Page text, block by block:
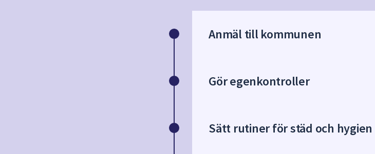
Anmäl till kommunen
Gör egenkontroller
Sätt rutiner för städ och hygien